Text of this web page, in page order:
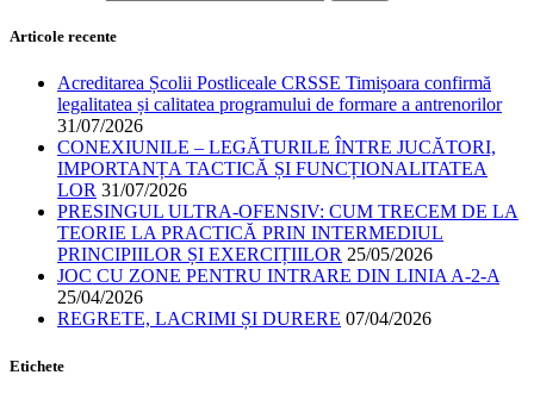
Articole recente
Acreditarea Școlii Postliceale CRSSE Timișoara confirmă
legalitatea și calitatea programului de formare a antrenorilor
31/07/2026
CONEXIUNILE – LEGĂTURILE ÎNTRE JUCĂTORI,
IMPORTANȚA TACTICĂ ȘI FUNCȚIONALITATEA
LOR 31/07/2026
PRESINGUL ULTRA-OFENSIV: CUM TRECEM DE LA
TEORIE LA PRACTICĂ PRIN INTERMEDIUL
PRINCIPIILOR ȘI EXERCIȚIILOR 25/05/2026
JOC CU ZONE PENTRU INTRARE DIN LINIA A-2-A
25/04/2026
REGRETE, LACRIMI ȘI DURERE 07/04/2026
Etichete